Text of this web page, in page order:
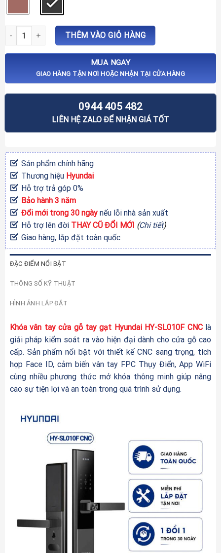
Khóa vân tay cửa gỗ tay gạt Hyundai HY-SL010F CNC số lượng
THÊM VÀO GIỎ HÀNG
MUA NGAY
GIAO HÀNG TẬN NƠI HOẶC NHẬN TẠI CỬA HÀNG
0944 405 482
LIÊN HỆ ZALO ĐỂ NHẬN GIÁ TỐT
Sản phẩm chính hãng
Thương hiệu Hyundai
Hỗ trợ trả góp 0%
Bảo hành 3 năm
Đổi mới trong 30 ngàynếu lỗi nhà sản xuất
Hỗ trợ lên đời THAY CŨ ĐỔI MỚI (Chi tiết)
Giao hàng, lắp đặt toàn quốc
ĐẶC ĐIỂM NỔI BẬT
THÔNG SỐ KỸ THUẬT
HÌNH ẢNH LẮP ĐẶT
Khóa vân tay cửa gỗ tay gạt Hyundai HY-SL010F CNC là
giải pháp kiểm soát ra vào hiện đại dành cho cửa gỗ cao
cấp. Sản phẩm nổi bật với thiết kế CNC sang trọng, tích
hợp Face ID, cảm biến vân tay FPC Thụy Điển, App WiFi
cùng nhiều phương thức mở khóa thông minh giúp nâng
cao sự tiện lợi và an toàn trong quá trình sử dụng.